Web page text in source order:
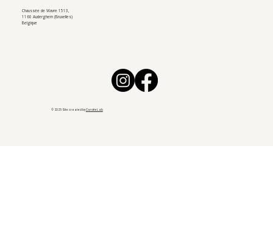
Chaussée de Wavre 1513,
1160 Auderghem (Bruxelles)
Belgique
© 2025 Site created byCarotteLab